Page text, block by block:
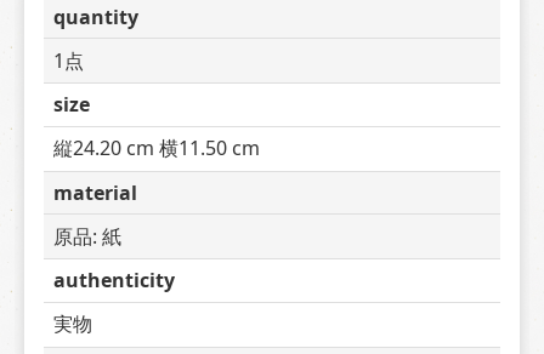
quantity
1点
size
縦24.20 cm 横11.50 cm
material
原品: 紙
authenticity
実物